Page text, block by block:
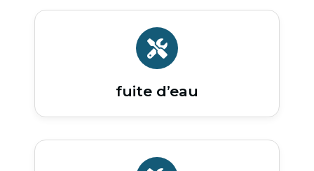
fuite d’eau